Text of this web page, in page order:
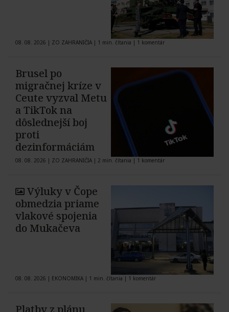
08. 08. 2026 | ZO ZAHRANIČIA | 1 min. čítania | 1 komentár
Brusel po
migračnej kríze v
Ceute vyzval Metu
a TikTok na
dôslednejší boj
proti
dezinformáciám
08. 08. 2026 | ZO ZAHRANIČIA | 2 min. čítania | 1 komentár
Výluky v Čope
obmedzia priame
vlakové spojenia
do Mukačeva
08. 08. 2026 | EKONOMIKA | 1 min. čítania | 1 komentár